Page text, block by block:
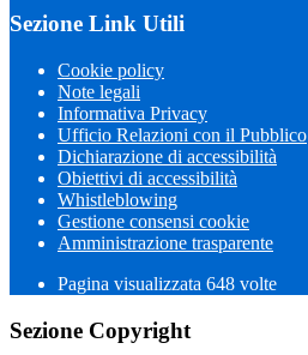
Sezione Link Utili
Cookie policy
Note legali
Informativa Privacy
Ufficio Relazioni con il Pubblico
Dichiarazione di accessibilità
Obiettivi di accessibilità
Whistleblowing
Gestione consensi cookie
Amministrazione trasparente
Pagina visualizzata 648 volte
Sezione Copyright